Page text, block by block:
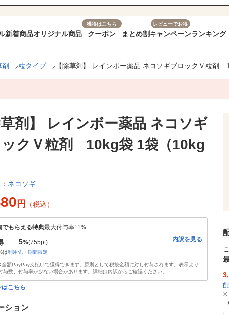
新着商品オリジナル商品
獲得はこちら
クーポン まとめ割
レビューでお得
キャンペーンランキング
剤 粒タイプ 【除草剤】 レインボー薬品 ネコソギブロックＶ粒剤
草剤】 レインボー薬品 ネコソギ
ックＶ粒剤 10kg袋 1袋（10kg
ネコソギ
円 （税込）
でもらえる特典最大付与率11%
5%(755pt)
は利用先・期間限定
内訳を見る
全額PayPay支払いで獲得できます。原則として税抜金額に対し付与されます。表示より
与数、付与率が少ない場合があります。詳細は内訳からご確認ください。
はこちら
ション
※